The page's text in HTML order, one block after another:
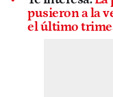
pusieron a la
el último